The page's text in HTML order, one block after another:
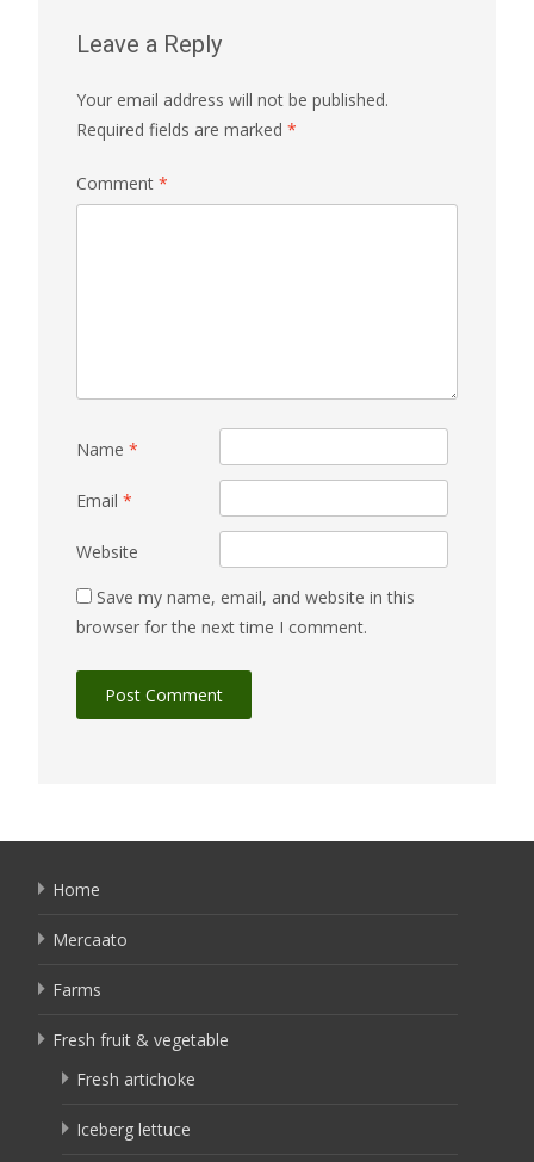
Leave a Reply
Your email address will not be published.
Required fields are marked *
Comment *
Name *
Email *
Website
Save my name, email, and website in this
browser for the next time I comment.
Home
Mercaato
Farms
Fresh fruit & vegetable
Fresh artichoke
Iceberg lettuce